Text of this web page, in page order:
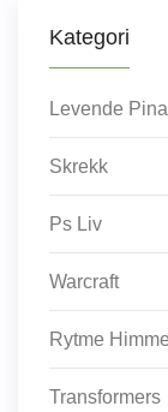
Kategori
Levende
Skrekk
Ps Liv
Warcraft
Rytme
Transformers